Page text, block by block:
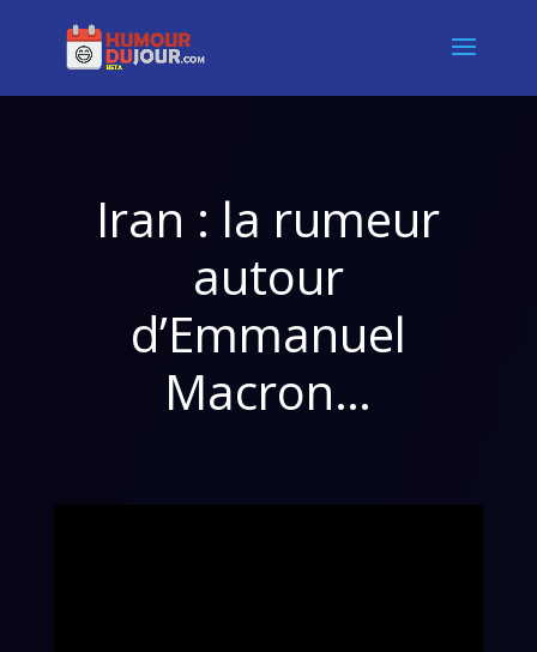
Iran : la rumeur
autour
d’Emmanuel
Macron…